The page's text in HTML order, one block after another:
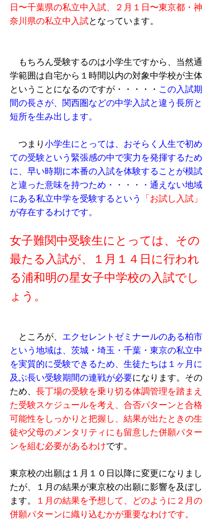
日〜千葉県の私立中入試、２月１日〜東京都・神
奈川県の私立中入試となっています。
もちろん受験するのは小学生ですから、当然通
学範囲は自宅から１時間以内の対象中学校が主体
ということになるのですが・・・・・ この入試期
間の長さが、関西圏などの中学入試と違う長所と
短所を生み出します。
つまり 小学生にとっては、おそらく人生で初め
ての受験という緊張感の中で実力を発揮するため
に、早い時期に本番の入試を体験することが模試
と違った意味を持つため・・・・・通えない地域
にある私立中学を受験するという
「お試し入試」
が存在するわけです。
女子難関中受験生にとっては、その
最たる入試が、１月１４日に行われ
る浦和明の星女子中学校の入試でし
ょう。
ところが、 エクセレントゼミナールのある柏市
という地域は、茨城・埼玉・千葉・東京の私立中
を実質的に受験できるため、生徒たちは１ヶ月に
及ぶ長い受験期間の連戦が必要になります。その
ため、 長丁場の受験を乗り切る体調管理を踏まえ
た受験スケジュールを考え、合否パターンと合格
可能性をしっかりと把握し、結果が出たときの生
徒や父母のメンタリティにも留意した併願パター
ンを組む必要があるわけです。
東京校の出願は１月１０日以降に変更になりまし
たが、１月の結果が東京校の出願に影響を及ぼし
ます。
１月の結果を予想して、どのように２月の
併願パターンに織り込むかが重要なわけです。